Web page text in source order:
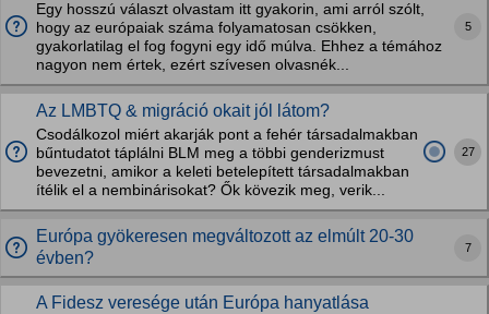
Egy hosszú választ olvastam itt gyakorin, ami arról szólt,
hogy az európaiak száma folyamatosan csökken,
gyakorlatilag el fog fogyni egy idő múlva. Ehhez a témához
nagyon nem értek, ezért szívesen olvasnék...
5
Az LMBTQ & migráció okait jól látom?
Csodálkozol miért akarják pont a fehér társadalmakban
bűntudatot táplálni BLM meg a többi genderizmust
bevezetni, amikor a keleti betelepített társadalmakban
ítélik el a nembinárisokat? Ők kövezik meg, verik...
27
Európa gyökeresen megváltozott az elmúlt 20-30
évben?
7
A Fidesz veresége után Európa hanyatlása